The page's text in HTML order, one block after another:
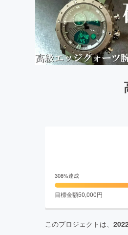
308%達成
目標金額50,000円
このプロジェクトは、